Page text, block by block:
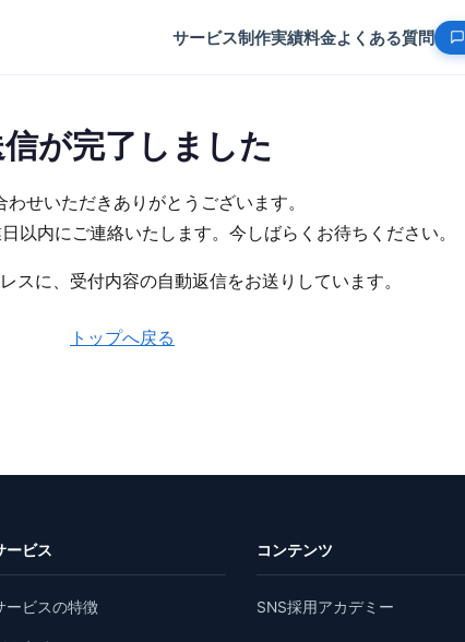
サービス制作実績料金よくある質問
が完了しました
わせいただきありがとうございます。
以内にご連絡いたします。今しばらくお待ちください。
スに、受付内容の自動返信をお送りしています。
トップへ戻る
ービス
ービスの特徴
コンテンツ
SNS採用アカデミー